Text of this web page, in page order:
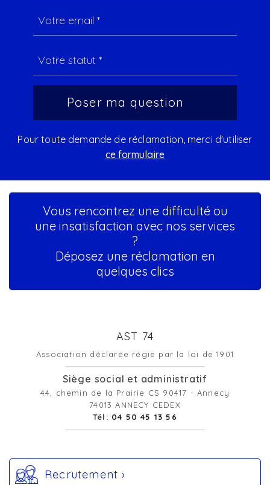
Pour toute demande de réclamation, merci d'utiliser
ce formulaire
Vous rencontrez une difficulté ou
une insatisfaction avec nos services
?
Déposez une réclamation en
quelques clics
AST 74
Association déclarée régie par la loi de 1901
Siège social et administratif
44, chemin de la Prairie CS 90417 - Annecy
74013 ANNECY CEDEX
Tél: 04 50 45 13 56
Recrutement ›